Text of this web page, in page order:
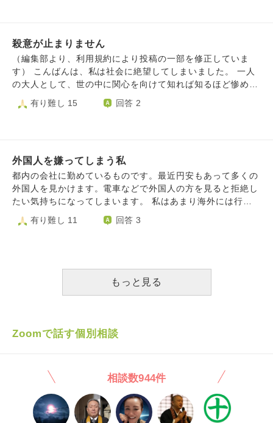
ょうか？ 私は刺激の強すぎる情報には乗らないようになる
べく見ない、触れない時期もありました。結局見てしまい、
一生懸命、この記事はおかしいとコメントを入れます。バッ
ドが物凄いです。結局他人事のくせに。。でも私も似たよう
な者なのでしょうか。
なっています。 平和で、穏やかに生きたいという気持ちの
みです。 一緒に悪口で盛り上がり、ゴシップを笑う方が人
間関係円滑に回ると思います。 でも顔が引き攣りますし、
ストレスが溜まり辛いです。 どうしたら柔軟に受け入れら
の不安と、どのように付き合えばいいのでしょうか。
殺意が止まりません
（編集部より、利用規約により投稿の一部を修正していま
す） こんばんは、私は社会に絶望してしまいました。 一人
の大人として、世の中に関心を向けて知れば知るほど惨めな
思いをするからだ 何やっても、敗戦国に光は当たらないの
だと、他にもとある理由である国を恨んでおります 何が選
こそが原動力、 なんてことは冗談に聞こえますか? 円安で神
も仏も金で買われる状況で祈りなんてなんの役に立つのか？
教えてください、おそらく今年が分水嶺なんです。 何もか
も許さない
有り難し 15 回答 2
外国人を嫌ってしまう私
都内の会社に勤めているものです。最近円安もあって多くの
外国人を見かけます。電車などで外国人の方を見ると拒絶し
たい気持ちになってしまいます。 私はあまり海外には行っ
たことがないのですが、外国の映画を見たり外国に行くテレ
ビ番組を見るのは好きです。日本とは違う文化を知るのも好
いますし、私が今使っている文字も元は中国から来たもので
有り難し 11 回答 3
もっと見る
Zoomで話す個別相談
相談数944件